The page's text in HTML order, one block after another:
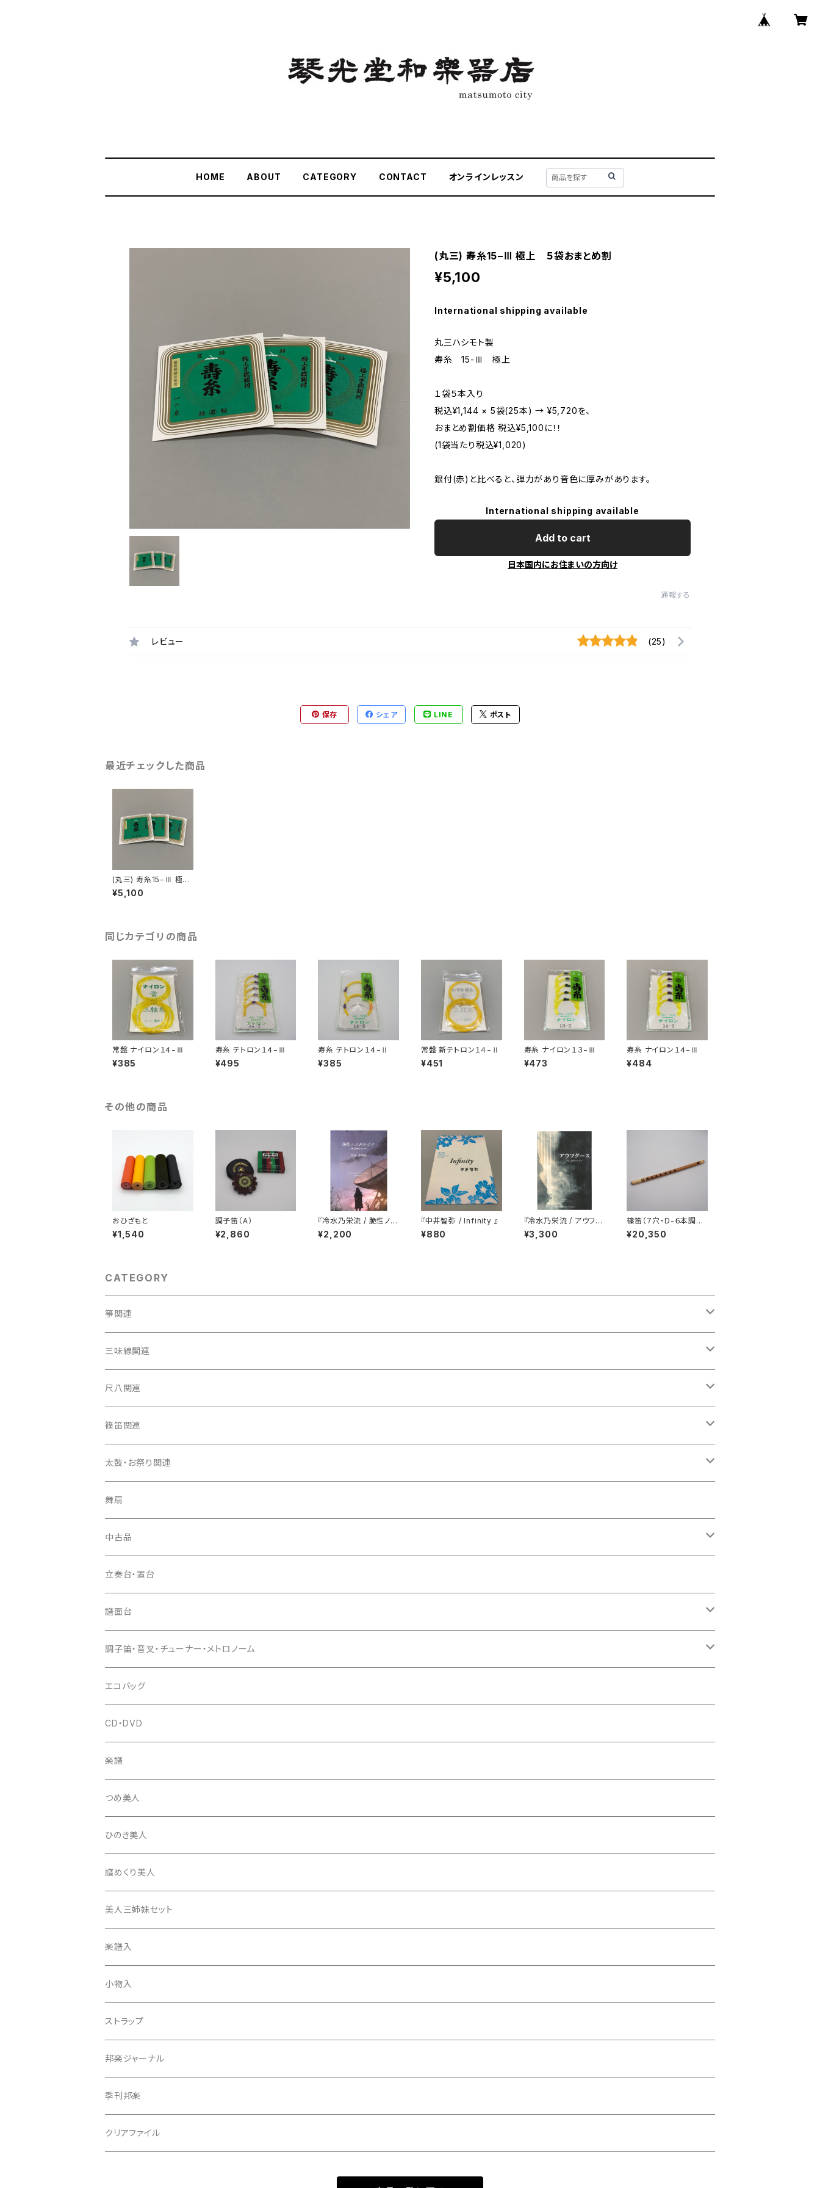
HOME ABOUT CATEGORY CONTACT オンラインレッスン
(丸三) 寿糸15−Ⅲ 極上 ５袋おまとめ割
¥5,100
International shipping available
丸三ハシモト製
寿糸 15-Ⅲ 極上
１袋５本入り
税込¥1,144 × 5袋(25本) → ¥5,720を、
おまとめ割価格 税込¥5,100に！！
(1袋当たり税込¥1,020)
銀付(赤)と比べると、弾力があり音色に厚みがあります。
International shipping available
Add to cart
日本国内にお住まいの方向け
通報する
レビュー (25)
保存 シェア LINE ポスト
最近チェックした商品
(丸三) 寿糸15−Ⅲ 極
上 ５袋おまとめ割
¥5,100
同じカテゴリの商品
常盤 ナイロン１４−Ⅲ
¥385
寿糸 テトロン１４−Ⅲ
¥495
寿糸 テトロン１４−Ⅱ
¥385
常盤 新テトロン１４−Ⅱ
¥451
寿糸 ナイロン１３−Ⅲ
¥473
寿糸 ナイロン１４−Ⅲ
¥484
その他の商品
おひざもと
¥1,540
調子笛（A）
¥2,860
『冷水乃栄流 / 脆性ノス
タルジア』
¥2,200
『中井智弥 / Infinity 』
¥880
『冷水乃栄流 / アウフグ
ース 箏三重奏のため
の』五線譜＋縦譜版
¥3,300
篠笛（７穴・D-６本調
子）
¥20,350
CATEGORY
箏関連
箏（本体）
箏カバー
箏袋
口前袋・尾布
爪・爪輪
爪入
爪駒入
猫足入
爪ばさみ
箏柱
柱入
平柱入
三角柱入
琴台
13絃用琴台（低）
13絃用琴台（高）
桐柱箱
消音フェルト
三味線関連
三味線（本体）
三味線ケース
長トランク・三ツ折トランク
ソフトケース
雨用カバー
長袋・三ツ組袋・胴袋
胴掛
根緒
糸
(丸三) 寿糸
はつね糸
駒
地唄駒
長唄駒
糸駒入
爪駒入
撥入
一丁撥入
三角撥入（ファスナー式）
撥
長唄・民謡撥
地唄撥
撥さや
撥滑り止めゴム
ひざゴム・胴ゴム・おひざもと
天神袋
天神巾着
指すり
つぼシール
撥皮・撥皮のり
胴板
尺八関連
尺八（本体）
尺八袋
歌口キャップ
つゆ切り
篠笛関連
篠笛（本体）
お祭り用６穴
お祭り用７穴
篠笛袋
太鼓・お祭り関連
太鼓（本体）
太鼓撥
手拍子（チャンチャン）
当り鉦
シュモク（当り鉦バチ）
舞扇
中古品
箏（本体）
三味線（本体）
立奏台・置台
譜面台
座奏用譜面台
立奏用譜面台
調子笛・音叉・チューナー・メトロノーム
調子笛・音叉
チューナー・メトロノーム
エコバッグ
CD・DVD
楽譜
つめ美人
ひのき美人
譜めくり美人
美人三姉妹セット
楽譜入
小物入
ストラップ
邦楽ジャーナル
季刊邦楽
クリアファイル